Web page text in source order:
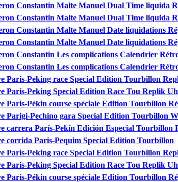
Constantin Malte Manuel Dual Time liquida
Constantin Malte Manuel Dual Time liquida
Constantin Malte Manuel Date liquidations
Constantin Malte Manuel Date liquidations
Constantin Les complications Calendrier
Constantin Les complications Calendrier
Paris-Peking race Special Edition Tourbillon
Paris-Peking Special Edition Race Tou Replik
Paris-Pékin course spéciale Edition Tourbillon
Parigi-Pechino gara Special Edition Tourbillon
carrera París-Pekín Edición Especial Tourbillon
corrida Paris-Pequim Special Edition Tourbillon
Paris-Peking race Special Edition Tourbillon
Paris-Peking Special Edition Race Tou Replik
Paris-Pékin course spéciale Edition Tourbillon